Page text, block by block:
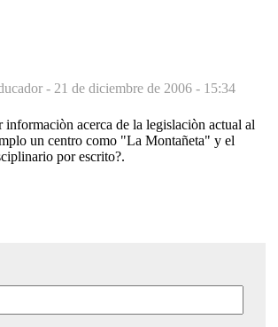
- 21 de diciembre de 2006 - 15:34
informaciòn acerca de la legislaciòn actual al
un centro como "La Montañeta" y el
por escrito?.